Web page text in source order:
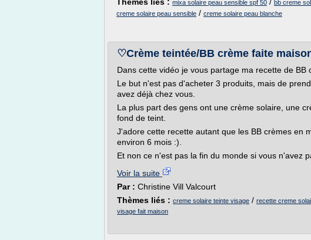
mixa solaire peau sensible spf 50 bb creme
creme solaire peau sensible / creme solaire peau blanche
♡Crème teintée/BB crème faite
Dans cette vidéo je vous partage ma recette de BB
Le but n'est pas d'acheter 3 produits, mais de
avez déjà chez vous.
La plus part des gens ont une crème solaire, une
fond de teint.
J'adore cette recette autant que les BB crèmes en
environ 6 mois :).
Et non ce n'est pas la fin du monde si vous n'avez
Voir la suite
Par : Christine Vill Valcourt
Thèmes liés : creme solaire teinte visage / recette creme
visage fait maison